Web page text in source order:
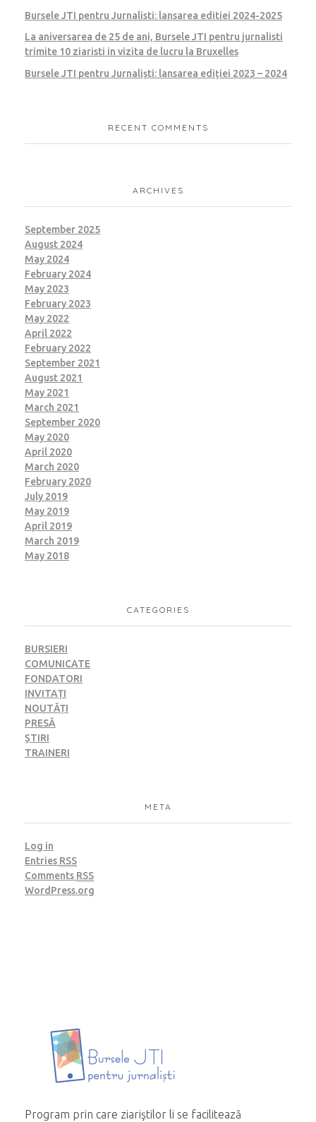
Bursele JTI pentru Jurnalisti: lansarea editiei 2024-2025
La aniversarea de 25 de ani, Bursele JTI pentru jurnalisti
trimite 10 ziaristi in vizita de lucru la Bruxelles
Bursele JTI pentru Jurnaliști: lansarea ediției 2023 – 2024
RECENT COMMENTS
ARCHIVES
September 2025
August 2024
May 2024
February 2024
May 2023
February 2023
May 2022
April 2022
February 2022
September 2021
August 2021
May 2021
March 2021
September 2020
May 2020
April 2020
March 2020
February 2020
July 2019
May 2019
April 2019
March 2019
May 2018
CATEGORIES
BURSIERI
COMUNICATE
FONDATORI
INVITAȚI
NOUTĂȚI
PRESĂ
ȘTIRI
TRAINERI
META
Log in
Entries RSS
Comments RSS
WordPress.org
Program prin care ziariştilor li se facilitează